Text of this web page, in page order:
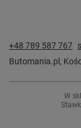
+48 789 587 767
Butomania.pl ,
W